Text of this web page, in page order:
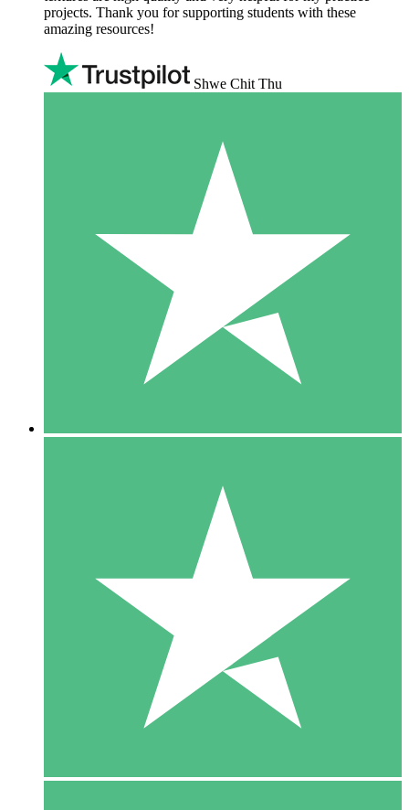
projects. Thank you for supporting students with these
amazing resources!
Shwe Chit Thu